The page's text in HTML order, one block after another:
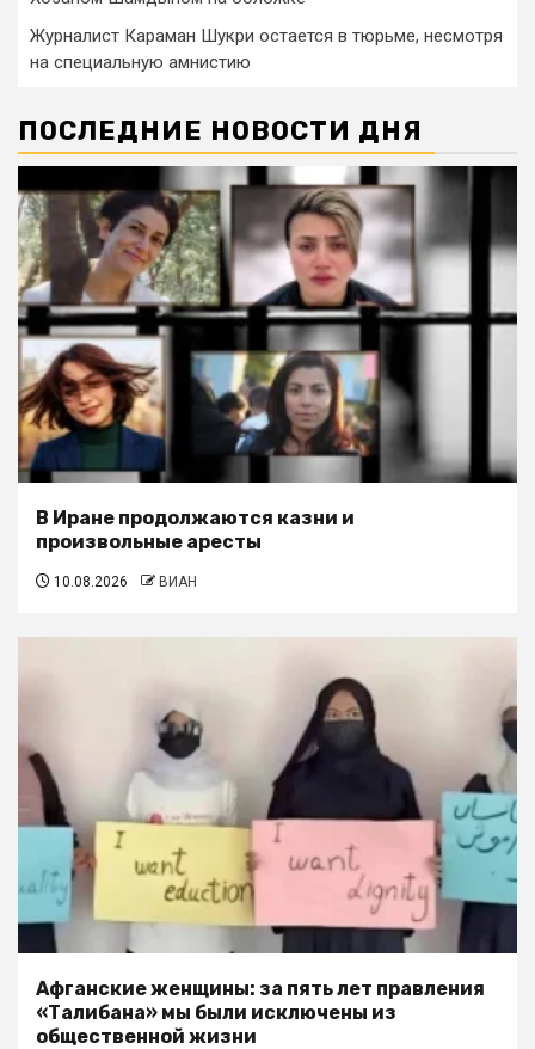
Журналист Караман Шукри остается в тюрьме, несмотря
на специальную амнистию
ПОСЛЕДНИЕ НОВОСТИ ДНЯ
В Иране продолжаются казни и
произвольные аресты
10.08.2026 ВИАН
Афганские женщины: за пять лет правления
«Талибана» мы были исключены из
общественной жизни